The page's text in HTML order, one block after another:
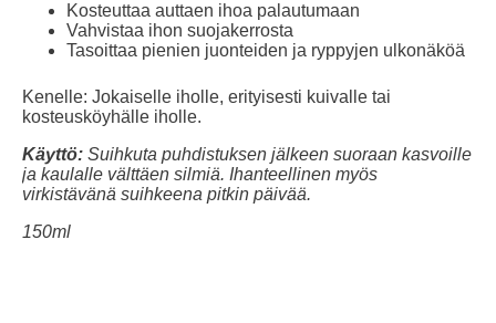
Kosteuttaa auttaen ihoa palautumaan
Vahvistaa ihon suojakerrosta
Tasoittaa pienien juonteiden ja ryppyjen ulkonäköä
Kenelle: Jokaiselle iholle, erityisesti kuivalle tai
kosteusköyhälle iholle.
Käyttö: Suihkuta puhdistuksen jälkeen suoraan kasvoille
ja kaulalle välttäen silmiä. Ihanteellinen myös
virkistävänä suihkeena pitkin päivää.
150ml